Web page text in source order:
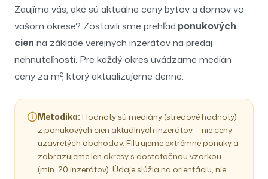
Zaujíma vás, aké sú aktuálne ceny bytov a domov vo
vašom okrese? Zostavili sme prehľad ponukových
cien na základe verejných inzerátov na predaj
nehnuteľností. Pre každý okres uvádzame medián
ceny za m², ktorý aktualizujeme denne.
Metodika: Hodnoty sú mediány (stredové hodnoty)
z ponukových cien aktuálnych inzerátov — nie ceny
uzavretých obchodov. Filtrujeme extrémne ponuky a
zobrazujeme len okresy s dostatočnou vzorkou
(min. 20 inzerátov). Údaje slúžia na orientáciu, nie